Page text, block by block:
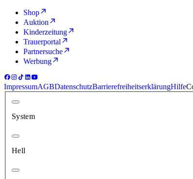
Shop
Auktion
Kinderzeitung
Trauerportal
Partnersuche
Werbung
ImpressumAGBDatenschutzBarrierefreiheitserklärungHilfe
System
Hell